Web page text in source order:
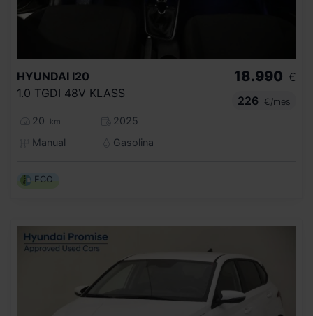
HYUNDAI I20
1.0 TGDI 48V KLASS
20 km
2025
Manual
Gasolina
18.990 €
226
€/mes
ECO